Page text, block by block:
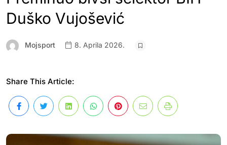
Duško Vujošević
Mojsport 8. Aprila 2026.
Share This Article: